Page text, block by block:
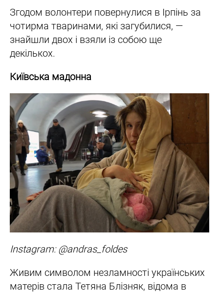
Згодом волонтери повернулися в Ірпінь за
чотирма тваринами, які загубилися, —
знайшли двох і взяли із собою ще
декількох.
Київська мадонна
Instagram: @andras_foldes
Живим символом незламності українських
матерів стала Тетяна Блізняк, відома в